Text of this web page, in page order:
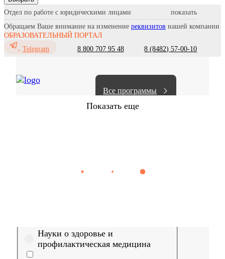
Отдел по работе с юридическими лицами
Обращаем Ваше внимание на изменение реквизитов нашей компании
ОБРАЗОВАТЕЛЬНЫЙ ПОРТАЛ
Telegram
8 800 707 95 48 8 (8482) 57-00-10
Все программы
Показать еще
Сестринское дело Эпидемиология
Науки о здоровье и
профилактическая медицина